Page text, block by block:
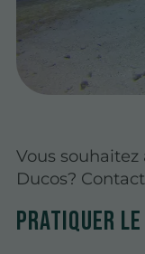
Vous
Ducos?
Pratiquer le